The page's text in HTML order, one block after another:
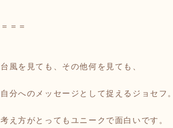
＝＝＝
台風を見ても、その他何を見ても、
自分へのメッセージとして捉えるジョセフ。
考え方がとってもユニークで面白いです。